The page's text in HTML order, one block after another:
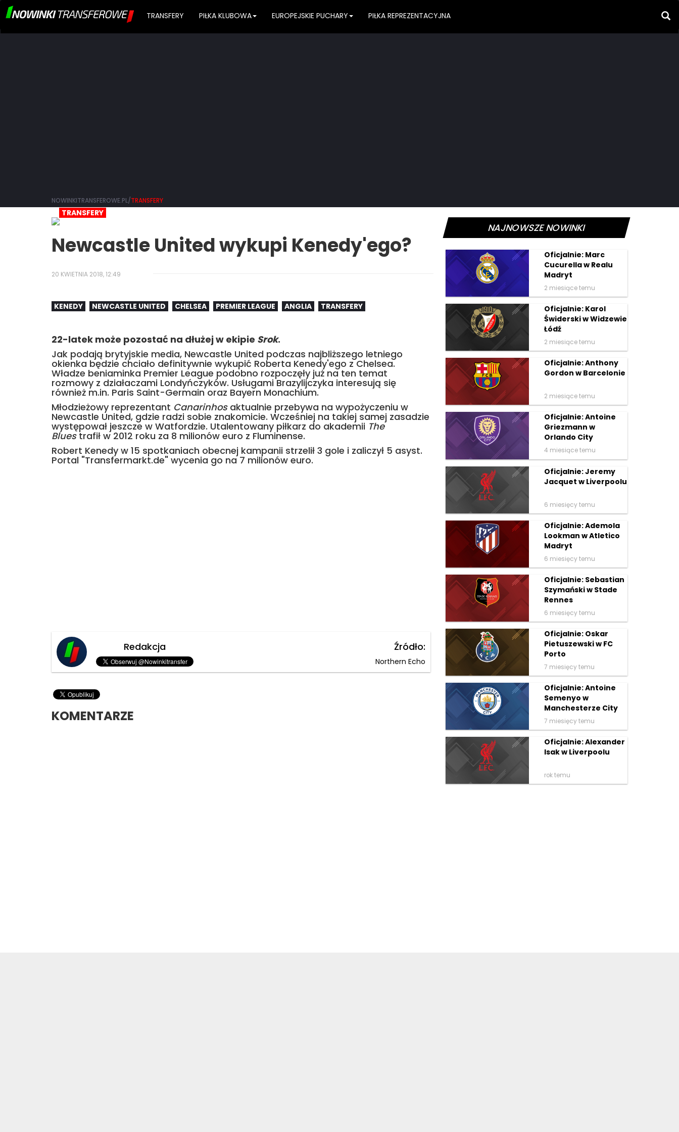
TRANSFERY PIŁKA KLUBOWA EUROPEJSKIE PUCHARY PIŁKA REPREZENTACYJNA
NOWINKITRANSFEROWE.PL/TRANSFERY
TRANSFERY
Newcastle United wykupi Kenedy'ego?
20 KWIETNIA 2018, 12:49
KENEDY NEWCASTLE UNITED CHELSEA PREMIER LEAGUE ANGLIA TRANSFERY
22-latek może pozostać na dłużej w ekipie Srok.
Jak podają brytyjskie media, Newcastle United podczas najbliższego letniego
okienka będzie chciało definitywnie wykupić Roberta Kenedy'ego z Chelsea.
Władze beniaminka Premier League podobno rozpoczęły już na ten temat
rozmowy z działaczami Londyńczyków. Usługami Brazylijczyka interesują się
również m.in. Paris Saint-Germain oraz Bayern Monachium.
Młodzieżowy reprezentant Canarinhosaktualnie przebywa na wypożyczeniu w
Newcastle United, gdzie radzi sobie znakomicie. Wcześniej na takiej samej zasadzie
występował jeszcze w Watfordzie. Utalentowany piłkarz do akademii The
Bluestrafił w 2012 roku za 8 milionów euro z Fluminense.
Robert Kenedy w 15 spotkaniach obecnej kampanii strzelił 3 gole i zaliczył 5 asyst.
Portal "Transfermarkt.de" wycenia go na 7 milionów euro.
Redakcja Źródło:
Northern Echo
KOMENTARZE
NAJNOWSZE NOWINKI
Oficjalnie: Marc
Cucurella w Realu
Madryt
2 miesiące temu
Oficjalnie: Karol
Świderski w Widzewie
Łódź
2 miesiące temu
Oficjalnie: Anthony
Gordon w Barcelonie
2 miesiące temu
Oficjalnie: Antoine
Griezmann w
Orlando City
4 miesiące temu
Oficjalnie: Jeremy
Jacquet w Liverpoolu
6 miesięcy temu
Oficjalnie: Ademola
Lookman w Atletico
Madryt
6 miesięcy temu
Oficjalnie: Sebastian
Szymański w Stade
Rennes
6 miesięcy temu
Oficjalnie: Oskar
Pietuszewski w FC
Porto
7 miesięcy temu
Oficjalnie: Antoine
Semenyo w
Manchesterze City
7 miesięcy temu
Oficjalnie: Alexander
Isak w Liverpoolu
rok temu